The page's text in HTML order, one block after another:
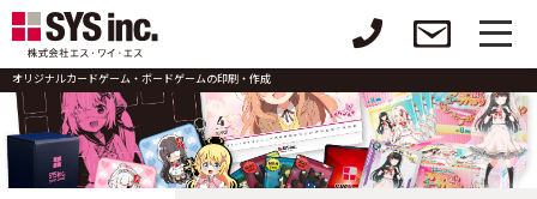
オリジナルカードゲーム・ボードゲームの印刷・作成